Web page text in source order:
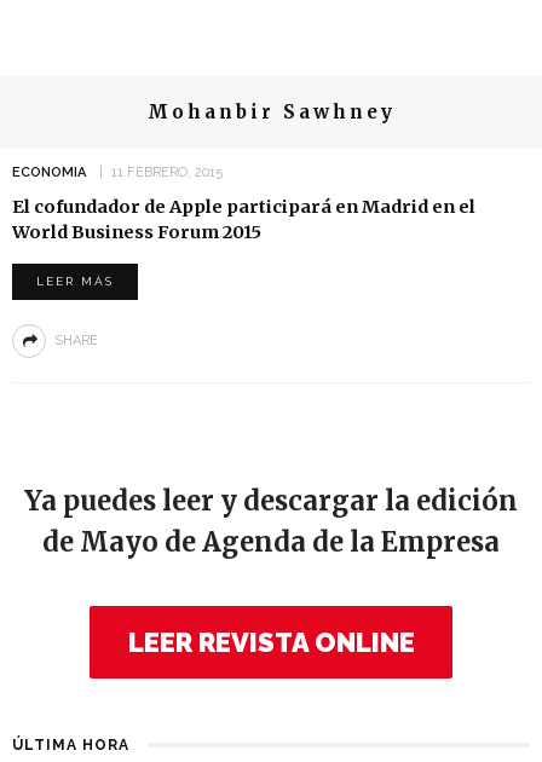
Mohanbir Sawhney
ECONOMIA 11 FEBRERO, 2015
El cofundador de Apple participará en Madrid en el
World Business Forum 2015
LEER MÁS
SHARE
Ya puedes leer y descargar la edición
de Mayo de Agenda de la Empresa
LEER REVISTA ONLINE
ÚLTIMA HORA